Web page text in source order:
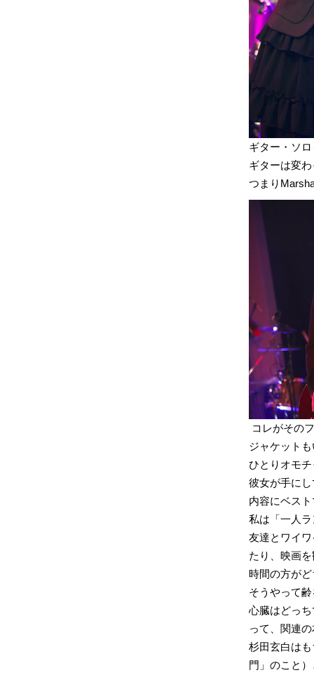
ギター・ソ
ギターは変
つまり
コレがその
ジャケット
ひとりオモ
彼女が手に
内容にベス
私は「一人
友達とワイ
たり、映画
時間の方が
そうやって
心臓はどっ
って、関連
杉田玄白は
門」のこと